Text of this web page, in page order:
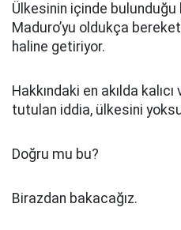
Ülkesinin içinde bulunduğu
Maduro’yu oldukça
haline getiriyor.
Hakkındaki en akılda
tutulan iddia, ülkesini
Doğru mu bu?
Birazdan bakacağız.